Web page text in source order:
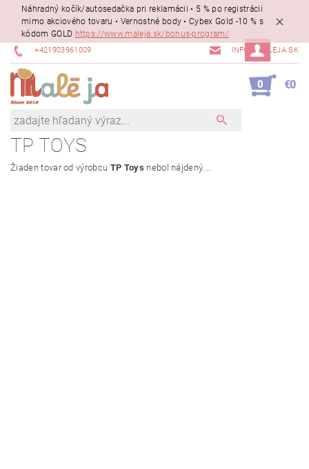
Náhradný kočík/autosedačka pri reklamácii • 5 % po registrácii
mimo akciového tovaru • Vernostné body • Cybex Gold -10 % s
kódom GOLD https://www.maleja.sk/bonus-program/
+421903961009 INFO@MALEJA.SK
0 €0
TP TOYS
Žiaden tovar od výrobcu TP Toys nebol nájdený....